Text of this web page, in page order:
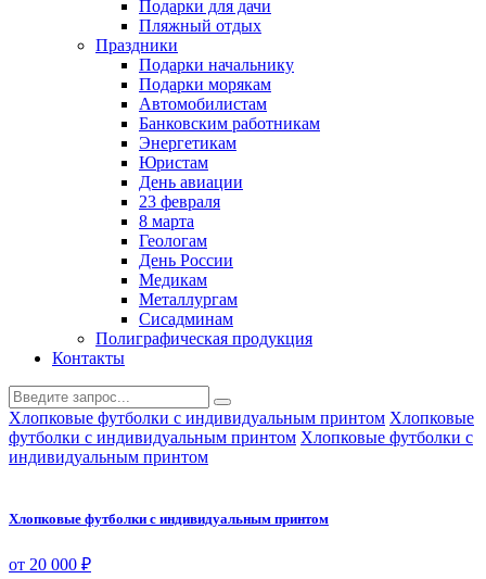
Подарки для дачи
Пляжный отдых
Праздники
Подарки начальнику
Подарки морякам
Автомобилистам
Банковским работникам
Энергетикам
Юристам
День авиации
23 февраля
8 марта
Геологам
День России
Медикам
Металлургам
Сисадминам
Полиграфическая продукция
Контакты
Хлопковые футболки с индивидуальным принтом Хлопковые
футболки с индивидуальным принтом Хлопковые футболки с
индивидуальным принтом
Хлопковые футболки с индивидуальным принтом
от 20 000 ₽